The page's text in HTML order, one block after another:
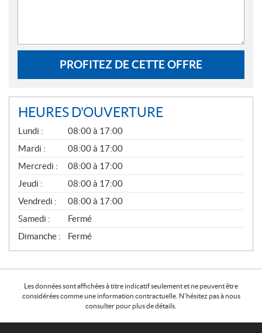
PROFITEZ DE CETTE OFFRE
HEURES D'OUVERTURE
G
É
N
É
R
A
L
Lundi :
08:00 à 17:00
Mardi :
08:00 à 17:00
Mercredi :
08:00 à 17:00
Jeudi :
08:00 à 17:00
Vendredi :
08:00 à 17:00
Samedi :
Fermé
Dimanche :
Fermé
Les données sont affichées à titre indicatif seulement et ne peuvent être
considérées comme une information contractuelle. N'hésitez pas à nous
consulter pour plus de détails.